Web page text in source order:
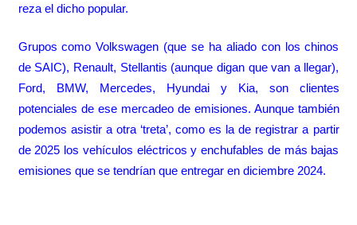
reza el dicho popular.
Grupos como Volkswagen (que se ha aliado con los chinos
de SAIC), Renault, Stellantis (aunque digan que van a llegar),
Ford, BMW, Mercedes, Hyundai y Kia, son clientes
potenciales de ese mercadeo de emisiones. Aunque también
podemos asistir a otra ‘treta’, como es la de registrar a partir
de 2025 los vehículos eléctricos y enchufables de más bajas
emisiones que se tendrían que entregar en diciembre 2024.